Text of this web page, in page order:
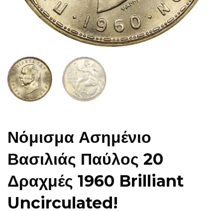
Νόμισμα Ασημένιο
Βασιλιάς Παύλος 20
Δραχμές 1960 Brilliant
Uncirculated!